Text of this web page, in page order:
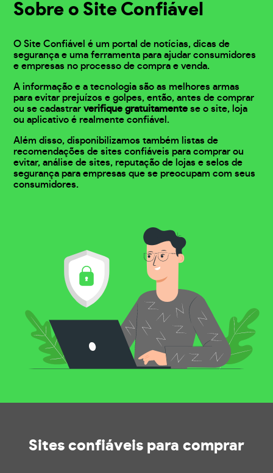
Sobre o Site Confiável
O Site Confiável é um portal de notícias, dicas de
segurança e uma ferramenta para ajudar consumidores
e empresas no processo de compra e venda.
A informação e a tecnologia são as melhores armas
para evitar prejuízos e golpes, então, antes de comprar
ou se cadastrarverifique gratuitamente se o site, loja
ou aplicativo é realmente confiável.
Além disso, disponibilizamos também listas de
recomendações de sites confiáveis para comprar ou
evitar, análise de sites, reputação de lojas e selos de
segurança para empresas que se preocupam com seus
consumidores.
Sites confiáveis para comprar